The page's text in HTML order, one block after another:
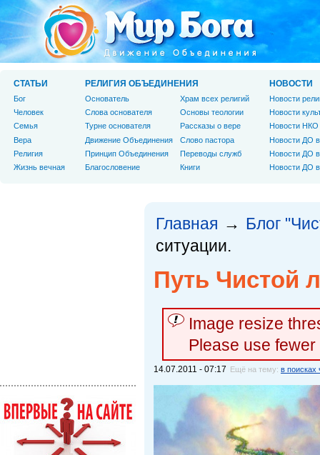
Главная → Блог
ситуации.
Путь Чистой
Image resize
Please use
14.07.2011 - 07:17 Ещё на тему: в поисках
СТАТЬИ
Бог
Человек
Cемья
Вера
Религия
Жизнь вечная
РЕЛИГИЯ ОБЪЕДИНЕНИЯ
Основатель
Слова основателя
Турне основателя
Движение Объединения
Принцип Объединения
Благословение
Храм всех религий
Основы теологии
Рассказы о вере
Слово пастора
Переводы служб
Книги
НОВОСТИ
Новости
Новости
Новости НКО
Новости ДО
Новости ДО
Новости ДО